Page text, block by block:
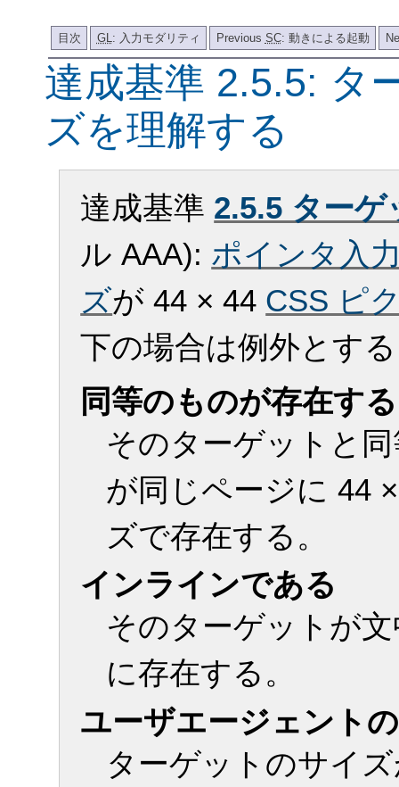
目次 GL : 入力モダリティ Previous SC: 動きによる起動
達成基準 2.5.5: タ
ズを理解する
達成基準 2.5.5 ター
ル AAA): ポインタ入
ズが 44 × 44 CSS ピ
下の場合は例外とす
同等のものが存在する
そのターゲットと
が同じページに 44
ズで存在する。
インラインである
そのターゲットが
に存在する。
ユーザエージェント
ターゲットのサイ